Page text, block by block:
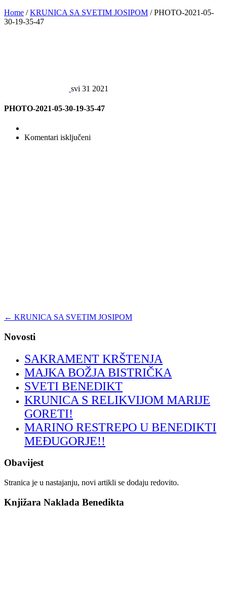
Home / KRUNICA SA SVETIM JOSIPOM / PHOTO-2021-05-
30-19-35-47
svi 31 2021
PHOTO-2021-05-30-19-35-47
Komentari isključeni
← KRUNICA SA SVETIM JOSIPOM
Novosti
SAKRAMENT KRŠTENJA
MAJKA BOŽJA BISTRIČKA
SVETI BENEDIKT
KRUNICA S RELIKVIJOM MARIJE
GORETI!
MARINO RESTREPO U BENEDIKTI
MEĐUGORJE!!
Obavijest
Stranica je u nastajanju, novi artikli se dodaju redovito.
Knjižara Naklada Benedikta